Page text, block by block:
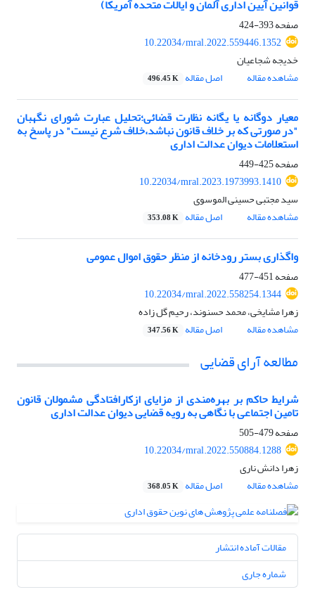
قوانین آیین اداری آلمان و ایالات متحده آمریکا)
صفحه393-424
10.22034/mral.2022.559446.1352
خدیجه شجاعیان
مشاهده مقاله
اصل مقاله 496.45 K
معیار دوگانه یا یگانه نظارت قضائی؛تحلیل عبارت شورای نگهبان
"در صورتی که بر خلاف قانون نباشد،خلاف شرع نیست" در پاسخ به
استعلامات دیوان عدالت اداری
صفحه425-449
10.22034/mral.2023.1973993.1410
سید مجتبی حسینی الموسوی
مشاهده مقاله
اصل مقاله 353.08 K
واگذاری بستر رودخانه از منظر حقوق اموال عمومی
صفحه451-477
10.22034/mral.2022.558254.1344
زهرا مشایخی، محمد حسنوند، رحیم گل زاده
مشاهده مقاله
اصل مقاله 347.56 K
مطالعه آرای قضایی
شرایط حاکم بر بهره‌مندی از مزایای ازکارافتادگی مشمولان قانون
تامین اجتماعی با نگاهی به رویه قضایی دیوان عدالت اداری
صفحه479-505
10.22034/mral.2022.550884.1288
زهرا دانش ناری
مشاهده مقاله
اصل مقاله 368.05 K
مقالات آماده انتشار
شماره جاری